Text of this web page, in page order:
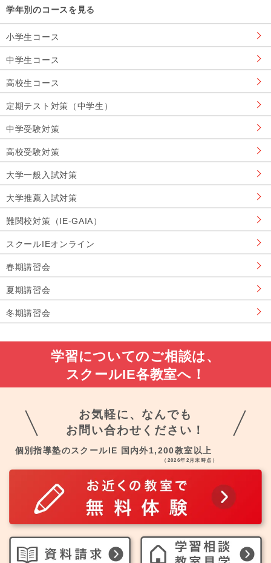
学年別のコースを見る
小学生コース
中学生コース
高校生コース
定期テスト対策（中学生）
中学受験対策
高校受験対策
大学一般入試対策
大学推薦入試対策
難関校対策（IE-GAIA）
スクールIEオンライン
春期講習会
夏期講習会
冬期講習会
学習についてのご相談は、
スクールIE各教室へ！
お気軽に、なんでも
お問い合わせください！
個別指導塾のスクールIE 国内外1,200教室以上
（2026年2月末時点）